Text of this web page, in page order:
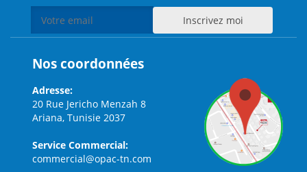
Nos coordonnées
Adresse:
20 Rue Jericho Menzah 8
Ariana, Tunisie 2037
Service Commercial:
commercial@opac-tn.com